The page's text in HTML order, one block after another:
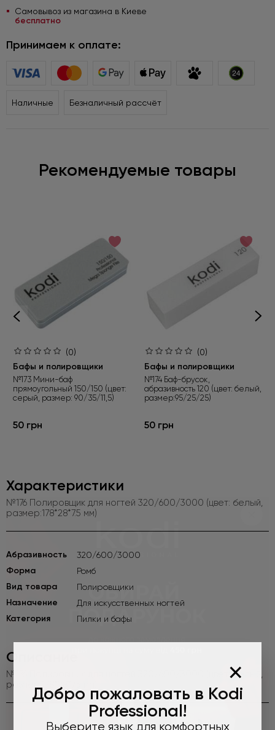
×
Добро пожаловать в Kodi
Professional!
Выберите язык для комфортных
Самовывоз из магазина в Киеве
бесплатно
Принимаем к оплате:
Наличные Безналичный рассчёт
Рекомендуемые товары
(0)
Бафы и полировщики
№173 Мини-баф
прямоугольный 150/150 (цвет:
серый, размер: 90/35/11,5)
50 грн
(0)
Бафы и полировщики
№174 Баф-брусок,
абразивность 120 (цвет: белый,
размер:95/25/25)
50 грн
Характеристики
№176 Полировщик для ногтей 320/600/3000 (цвет: белый,
размер:178*28*7.5 мм)
Абразивность 320/600/3000
Форма Ромб
Вид товара Полировщики
Назначение Для искусственных ногтей
Категория Пилки и бафы
Описание
№176 Полировщик для ногтей 320/600/3000 (цвет: белый,
размер:178*28*7.5 мм)